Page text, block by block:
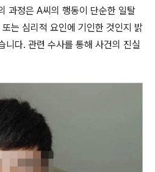
과정은 A씨의 행동이 단순한 일탈
는 심리적 요인에 기인한 것인지 밝
니다. 관련 수사를 통해 사건의 진실